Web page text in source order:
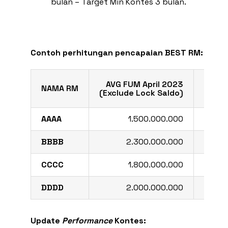
Contoh perhitungan pencapaian BEST RM:
NAMA RM
AVG FUM April 2023
(Exclude Lock Saldo)
AAAA 1.500.000.000
BBBB 2.300.000.000
CCCC 1.800.000.000
DDDD 2.000.000.000
Update PerformanceKontes: